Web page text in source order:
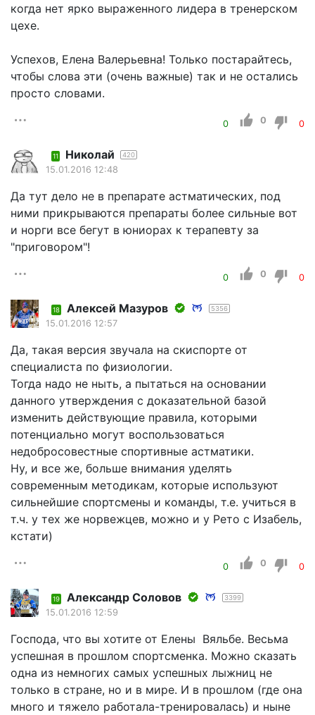
когда нет ярко выраженного лидера в тренерском
цехе.
Успехов, Елена Валерьевна! Только постарайтесь,
чтобы слова эти (очень важные) так и не остались
просто словами.
0 0 0
11 Николай 420
15.01.2016 12:48
Да тут дело не в препарате астматических, под
ними прикрываются препараты более сильные вот
и норги все бегут в юниорах к терапевту за
"приговором"!
0 0 0
18 Алексей Мазуров 5356
15.01.2016 12:57
Да, такая версия звучала на скиспорте от
специалиста по физиологии.
Тогда надо не ныть, а пытаться на основании
данного утверждения с доказательной базой
изменить действующие правила, которыми
потенциально могут воспользоваться
недобросовестные спортивные астматики.
Ну, и все же, больше внимания уделять
современным методикам, которые используют
сильнейшие спортсмены и команды, т.е. учиться в
т.ч. у тех же норвежцев, можно и у Рето с Изабель,
кстати)
0 0 0
19 Александр Соловов 3399
15.01.2016 12:59
Господа, что вы хотите от Елены Вяльбе. Весьма
успешная в прошлом спортсменка. Можно сказать
одна из немногих самых успешных лыжниц не
только в стране, но и в мире. И в прошлом (где она
много и тяжело работала-тренировалась) и ныне